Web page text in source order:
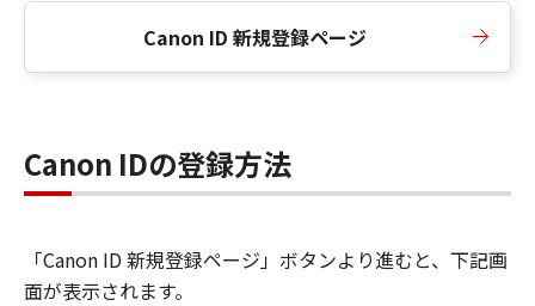
Canon ID 新規登録ページ
Canon IDの登録方法
「Canon ID 新規登録ページ」ボタンより進むと、下記画
面が表示されます。